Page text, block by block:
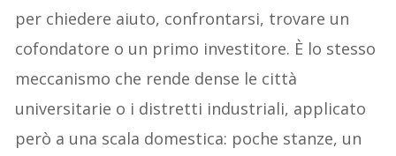
per chiedere aiuto, confrontarsi, trovare un
cofondatore o un primo investitore. È lo stesso
meccanismo che rende dense le città
universitarie o i distretti industriali, applicato
però a una scala domestica: poche stanze, un